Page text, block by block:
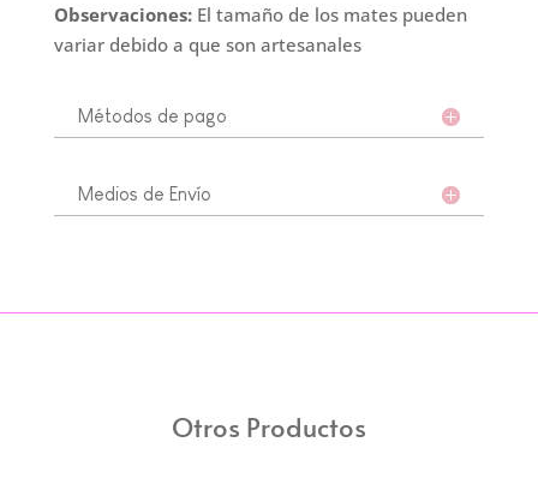
Observaciones:El tamaño de los mates pueden
variar debido a que son artesanales
Métodos de pago
Medios de Envío
Otros Productos